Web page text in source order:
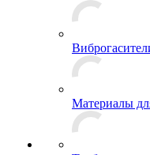
Материалы